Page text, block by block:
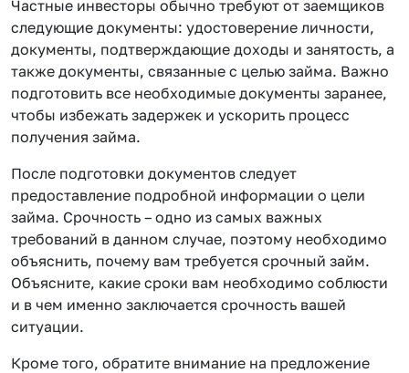
Частные инвесторы обычно требуют от заемщиков
следующие документы: удостоверение личности,
документы, подтверждающие доходы и занятость, а
также документы, связанные с целью займа. Важно
подготовить все необходимые документы заранее,
чтобы избежать задержек и ускорить процесс
получения займа.
После подготовки документов следует
предоставление подробной информации о цели
займа. Срочность – одно из самых важных
требований в данном случае, поэтому необходимо
объяснить, почему вам требуется срочный займ.
Объясните, какие сроки вам необходимо соблюсти
и в чем именно заключается срочность вашей
ситуации.
Кроме того, обратите внимание на предложение